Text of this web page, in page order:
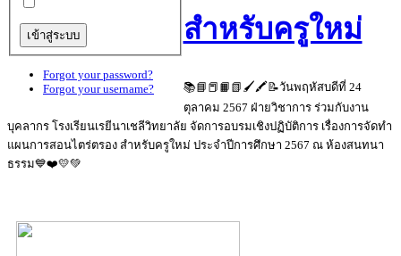
Forgot your password?
Forgot your username?
สำหรับครูใหม่
📚📘📕📙📗🖌🖍📝วันพฤหัสบดีที่ 24
ตุลาคม 2567 ฝ่ายวิชาการ ร่วมกับงาน
บุคลากร โรงเรียนเรยีนาเชลีวิทยาลัย จัดการอบรมเชิงปฏิบัติการ เรื่องการจัดทำ
แผนการสอนไตร่ตรอง สำหรับครูใหม่ ประจำปีการศึกษา 2567 ณ ห้องสนทนา
ธรรม💙❤️💛💚